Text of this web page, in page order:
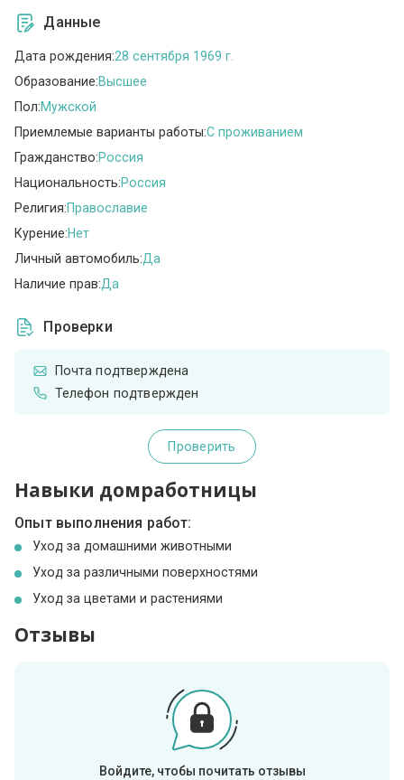
Данные
Дата рождения:28 сентября 1969 г.
Образование:Высшее
Пол:Мужской
Приемлемые варианты работы:C проживанием
Гражданство:Россия
Национальность:Россия
Религия:Православие
Курение:Нет
Личный автомобиль:Да
Наличие прав:Да
Проверки
Почта подтверждена
Телефон подтвержден
Проверить
Навыки домработницы
Опыт выполнения работ:
Уход за домашними животными
Уход за различными поверхностями
Уход за цветами и растениями
Отзывы
Войдите, чтобы почитать отзывы